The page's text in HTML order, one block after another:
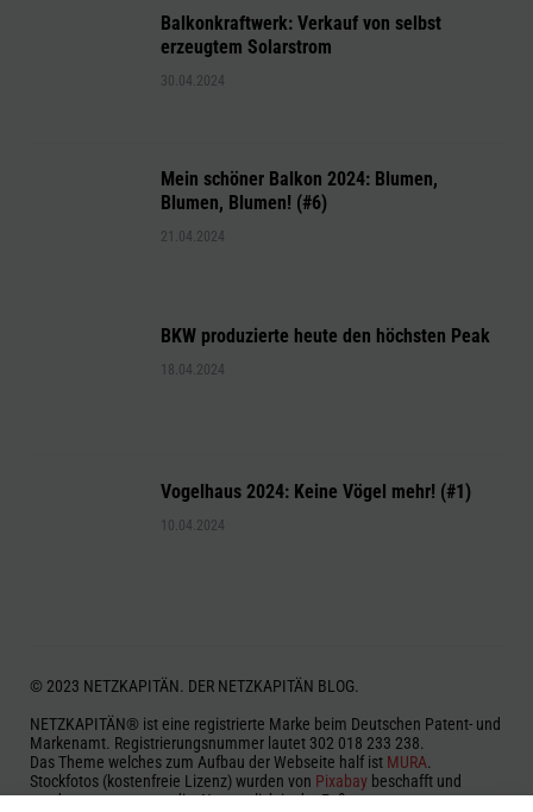
Balkonkraftwerk: Verkauf von selbst
erzeugtem Solarstrom
30.04.2024
Mein schöner Balkon 2024: Blumen,
Blumen, Blumen! (#6)
21.04.2024
BKW produzierte heute den höchsten Peak
18.04.2024
Vogelhaus 2024: Keine Vögel mehr! (#1)
10.04.2024
© 2023 NETZKAPITÄN. DER NETZKAPITÄN BLOG.
NETZKAPITÄN® ist eine registrierte Marke beim Deutschen Patent- und
Markenamt. Registrierungsnummer lautet 302 018 233 238.
Das Theme welches zum Aufbau der Webseite half ist MURA.
Stockfotos (kostenfreie Lizenz) wurden von Pixabay beschafft und
werden, wenn notwendig, Namentlich in der Fußnote genannt.